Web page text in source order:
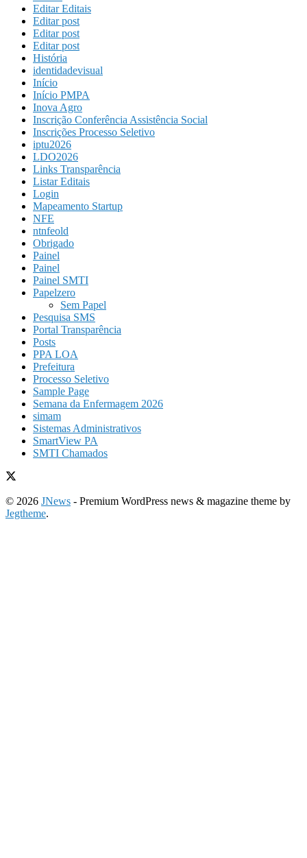
Editar Editais
Editar post
Editar post
Editar post
História
identidadevisual
Início
Início PMPA
Inova Agro
Inscrição Conferência Assistência Social
Inscrições Processo Seletivo
iptu2026
LDO2026
Links Transparência
Listar Editais
Login
Mapeamento Startup
NFE
ntnfeold
Obrigado
Painel
Painel
Painel SMTI
Papelzero
Sem Papel
Pesquisa SMS
Portal Transparência
Posts
PPA LOA
Prefeitura
Processo Seletivo
Sample Page
Semana da Enfermagem 2026
simam
Sistemas Administrativos
SmartView PA
SMTI Chamados
© 2026 JNews - Premium WordPress news & magazine theme by
Jegtheme.